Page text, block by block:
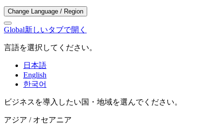
Change Language / Region
Global新しいタブで開く
言語を選択してください。
日本語
English
한국어
ビジネスを導入したい国・地域を選んでください。
アジア / オセアニア